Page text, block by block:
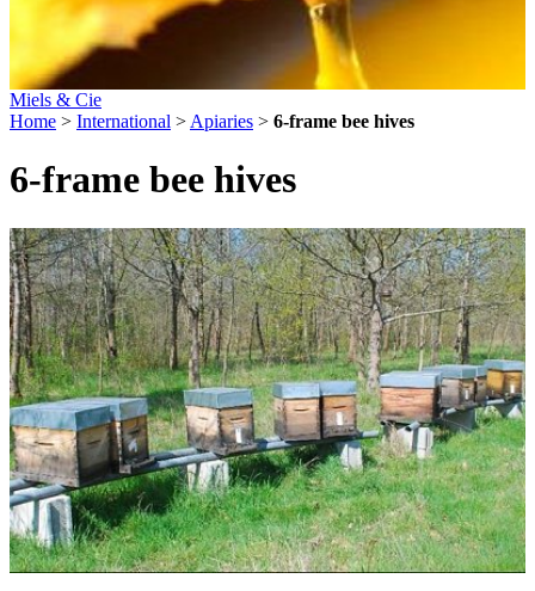
Miels & Cie
Home > International > Apiaries > 6-frame bee hives
6-frame bee hives